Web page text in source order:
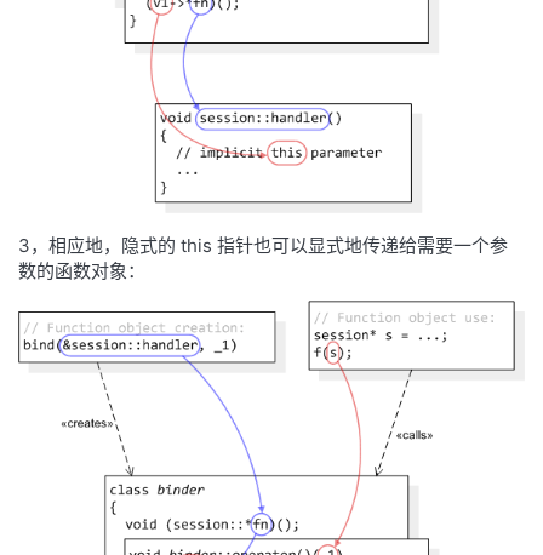
3，相应地，隐式的 this 指针也可以显式地传递给需要一个参
数的函数对象：